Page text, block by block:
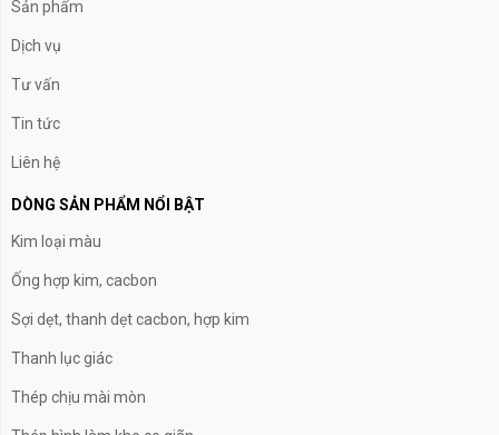
Sản phẩm
Dịch vụ
Tư vấn
Tin tức
Liên hệ
DÒNG SẢN PHẨM NỔI BẬT
Kim loại màu
Ống hợp kim, cacbon
Sợi dẹt, thanh dẹt cacbon, hợp kim
Thanh lục giác
Thép chịu mài mòn